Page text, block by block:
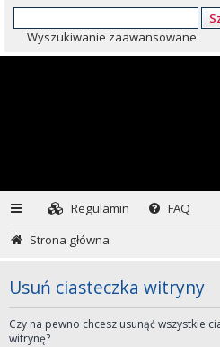
Wyszukiwanie zaawansowane
Regulamin
FAQ
Strona główna
Usuń ciasteczka witryny
Czy na pewno chcesz usunąć wszystkie
witrynę?